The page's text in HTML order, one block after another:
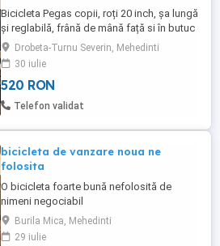
Bicicleta Pegas copii, roți 20 inch, șa lungă
și reglabilă, frână de mână față si în butuc
spate, pretabilă roți ajutătoare
Drobeta-Turnu Severin, Mehedinti
30 iulie
520 RON
Telefon validat
bicicleta de vanzare noua ne
folosita
O bicicleta foarte bună nefolosită de
nimeni negociabil
Burila Mica, Mehedinti
29 iulie